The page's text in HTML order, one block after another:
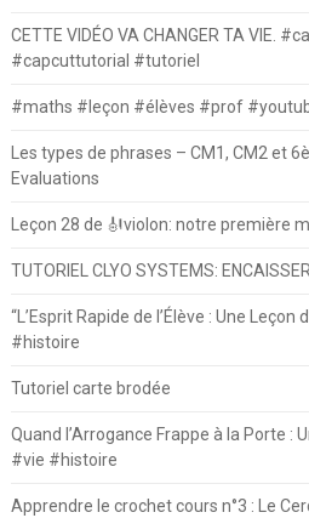
CETTE VIDÉO VA CHANGER TA VIE.
#capcuttutorial #tutoriel
#maths #leçon #élèves #prof
Les types de phrases – CM1, CM2 et
Evaluations
Leçon 28 de 🎻violon: notre première
TUTORIEL CLYO SYSTEMS:
“L’Esprit Rapide de l’Élève : Une
#histoire
Tutoriel carte brodée
Quand l’Arrogance Frappe à la Porte :
#vie #histoire
Apprendre le crochet cours n°3 : Le